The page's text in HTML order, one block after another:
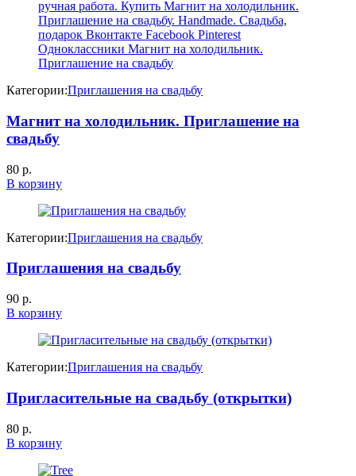
Категории:Приглашения на свадьбу
Магнит на холодильник. Приглашение на
свадьбу
80 р.
В корзину
Категории:Приглашения на свадьбу
Приглашения на свадьбу
90 р.
В корзину
Категории:Приглашения на свадьбу
Пригласительные на свадьбу (открытки)
80 р.
В корзину